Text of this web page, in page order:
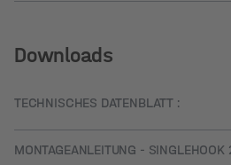
Downloads
TECHNISCHES DATENBLATT :
MONTAGEANLEITUNG - SINGLEHOOK